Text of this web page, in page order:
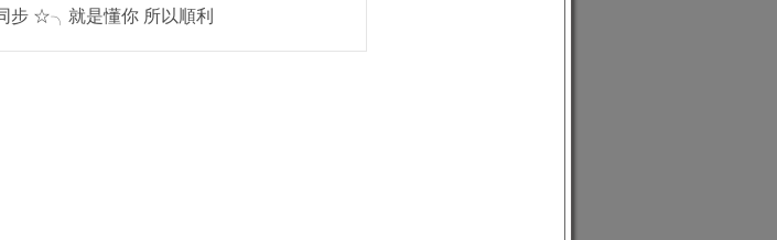
先租後買 💎 租售同步 ☆╮就是懂你 所以順利